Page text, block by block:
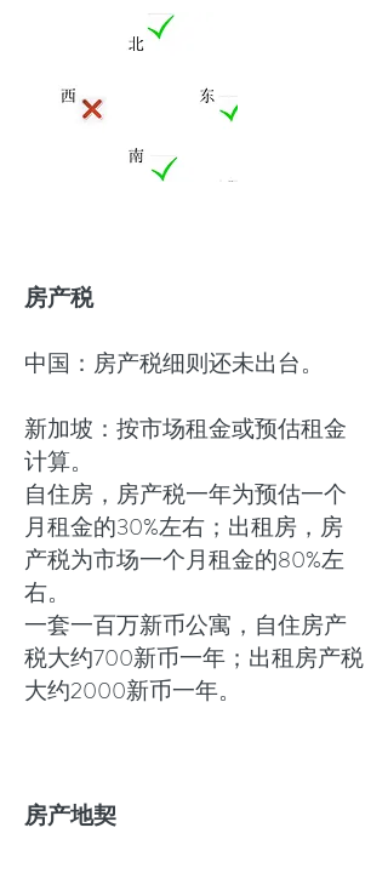
房产税
中国：房产税细则还未出台。
新加坡：按市场租金或预估租金
计算。
自住房，房产税一年为预估一个
月租金的30%左右；出租房，房
产税为市场一个月租金的80%左
右。
一套一百万新币公寓，自住房产
税大约700新币一年；出租房产税
大约2000新币一年。
房产地契